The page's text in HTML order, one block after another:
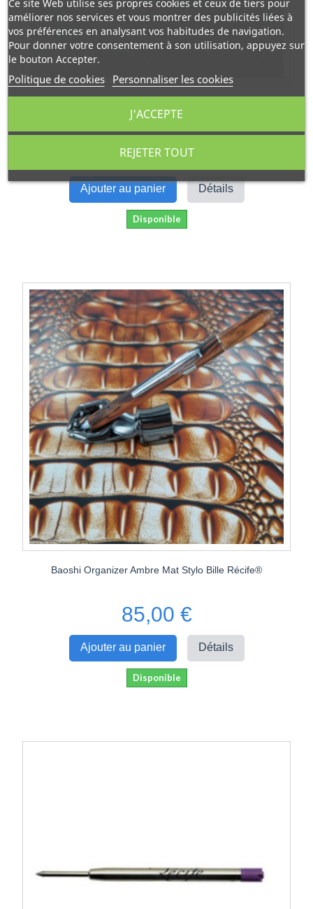
5,00 €
Ajouter au panier Détails
Disponible
Baoshi Organizer Ambre Mat Stylo Bille Récife®
85,00 €
Ajouter au panier Détails
Disponible
Ce site Web utilise ses propres cookies et ceux de tiers pour
améliorer nos services et vous montrer des publicités liées à
vos préférences en analysant vos habitudes de navigation.
Pour donner votre consentement à son utilisation, appuyez sur
le bouton Accepter.
Politique de cookies Personnaliser les cookies
REJETER TOUT
J'ACCEPTE